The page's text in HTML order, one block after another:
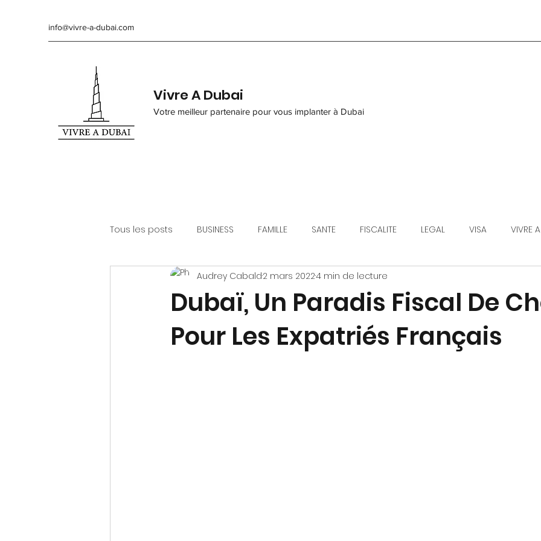
info@vivre-a-dubai.com
Vivre A Dubai
Votre meilleur partenaire pour vous implanter à Dubai
Tous les posts BUSINESS FAMILLE SANTE FISCALITE LEGAL VISA VIVRE
ENTREPRENDRE CRÉATION D'ENTREPRISE
Dubaï, Un Paradis Fiscal De
Pour Les Expatriés Français
Audrey Cabald2 mars 20224 min de lecture